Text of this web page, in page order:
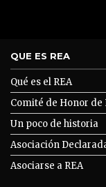
QUE ES REA
Qué es el REA
Comité de Honor de
Un poco de historia
Asociación
Asociarse a REA